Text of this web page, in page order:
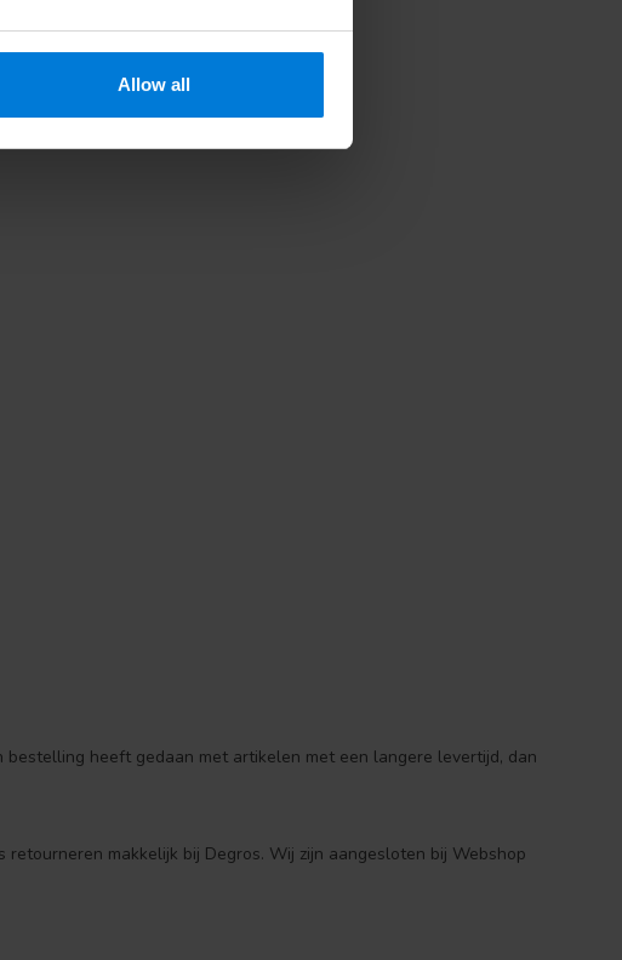
Allow all
heeft gedaan met artikelen met een langere levertijd, dan
makkelijk bij Degros. Wij zijn aangesloten bij Webshop